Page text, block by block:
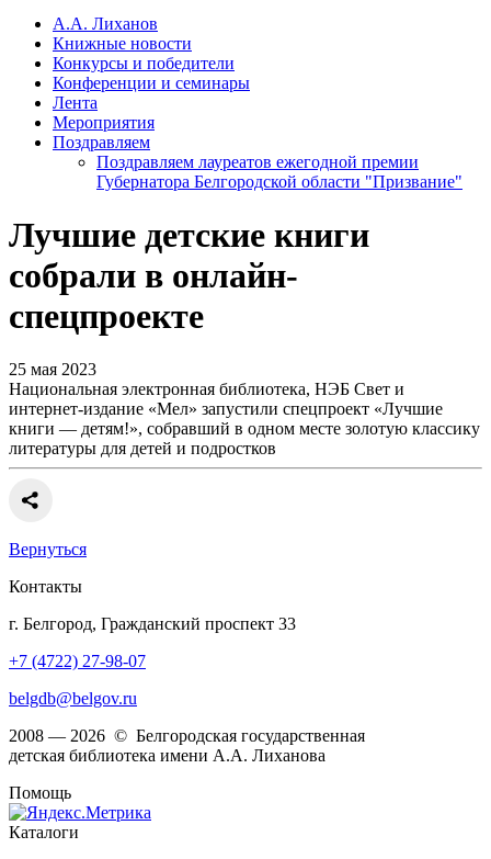
А.А. Лиханов
Книжные новости
Конкурсы и победители
Конференции и семинары
Лента
Мероприятия
Поздравляем
Поздравляем лауреатов ежегодной премии
Губернатора Белгородской области "Призвание"
Лучшие детские книги
собрали в онлайн-
спецпроекте
25 мая 2023
Национальная электронная библиотека, НЭБ Свет и
интернет-издание «Мел» запустили спецпроект «Лучшие
книги — детям!», собравший в одном месте золотую классику
литературы для детей и подростков
Вернуться
Контакты
г. Белгород, Гражданский проспект 33
+7 (4722) 27-98-07
belgdb@belgov.ru
2008 — 2026 © Белгородская государственная
детская библиотека имени А.А. Лиханова
Помощь
Каталоги